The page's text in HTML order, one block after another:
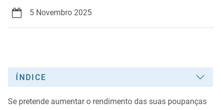
5 Novembro 2025
ÍNDICE
Se pretende aumentar o rendimento das suas poupanças